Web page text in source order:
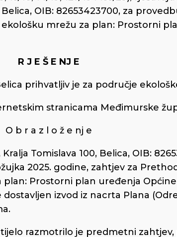
OIB: 82653423700, za
mrežu za plan: Prostorni
R J E Š E NJ E
prihvatljiv je za područje
stranicama Međimurske
O b r a z l o ž e nj e
Tomislava 100, Belica, OIB:
2025. godine, zahtjev za
Prostorni plan uređenja
izvod iz nacrta Plana
razmotrilo je predmetni zahtjev,